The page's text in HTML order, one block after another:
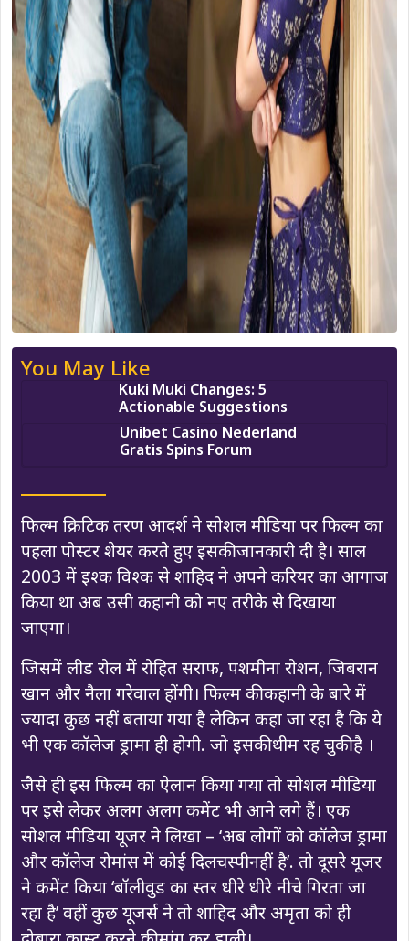
You May Like
Kuki Muki Changes: 5
Actionable Suggestions
Unibet Casino Nederland
Gratis Spins Forum
फिल्म क्रिटिक तरण आदर्श ने सोशल मीडिया पर फिल्म का
पहला पोस्टर शेयर करते हुए इसकी जानकारी दी है। साल
2003 में इश्क विश्क से शाहिद ने अपने करियर का आगाज
किया था अब उसी कहानी को नए तरीके से दिखाया
जाएगा।
जिसमें लीड रोल में रोहित सराफ, पशमीना रोशन, जिबरान
खान और नैला गरेवाल होंगी। फिल्म की कहानी के बारे में
ज्यादा कुछ नहीं बताया गया है लेकिन कहा जा रहा है कि ये
भी एक कॉलेज ड्रामा ही होगी. जो इसकी थीम रह चुकी है ।
जैसे ही इस फिल्म का ऐलान किया गया तो सोशल मीडिया
पर इसे लेकर अलग अलग कमेंट भी आने लगे हैं। एक
सोशल मीडिया यूजर ने लिखा – ‘अब लोगों को कॉलेज ड्रामा
और कॉलेज रोमांस में कोई दिलचस्पीनहीं है’. तो दूसरे यूजर
ने कमेंट किया ‘बॉलीवुड का स्तर धीरे धीरे नीचे गिरता जा
रहा है’ वहीं कुछ यूजर्स ने तो शाहिद और अमृता को ही